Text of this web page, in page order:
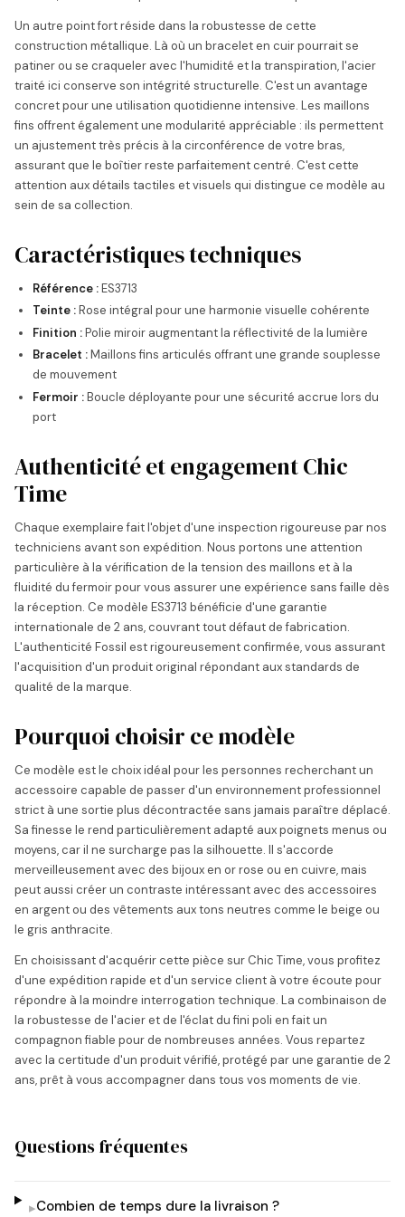
Un autre point fort réside dans la robustesse de cette
construction métallique. Là où un bracelet en cuir pourrait se
patiner ou se craqueler avec l'humidité et la transpiration, l'acier
traité ici conserve son intégrité structurelle. C'est un avantage
concret pour une utilisation quotidienne intensive. Les maillons
fins offrent également une modularité appréciable : ils permettent
un ajustement très précis à la circonférence de votre bras,
assurant que le boîtier reste parfaitement centré. C'est cette
attention aux détails tactiles et visuels qui distingue ce modèle au
sein de sa collection.
Caractéristiques techniques
Référence :ES3713
Teinte :Rose intégral pour une harmonie visuelle cohérente
Finition :Polie miroir augmentant la réflectivité de la lumière
Bracelet :Maillons fins articulés offrant une grande souplesse
de mouvement
Fermoir :Boucle déployante pour une sécurité accrue lors du
port
Authenticité et engagement Chic
Time
Chaque exemplaire fait l'objet d'une inspection rigoureuse par nos
techniciens avant son expédition. Nous portons une attention
particulière à la vérification de la tension des maillons et à la
fluidité du fermoir pour vous assurer une expérience sans faille dès
la réception. Ce modèle ES3713 bénéficie d'une garantie
internationale de 2 ans, couvrant tout défaut de fabrication.
L'authenticité Fossil est rigoureusement confirmée, vous assurant
l'acquisition d'un produit original répondant aux standards de
qualité de la marque.
Pourquoi choisir ce modèle
Ce modèle est le choix idéal pour les personnes recherchant un
accessoire capable de passer d'un environnement professionnel
strict à une sortie plus décontractée sans jamais paraître déplacé.
Sa finesse le rend particulièrement adapté aux poignets menus ou
moyens, car il ne surcharge pas la silhouette. Il s'accorde
merveilleusement avec des bijoux en or rose ou en cuivre, mais
peut aussi créer un contraste intéressant avec des accessoires
en argent ou des vêtements aux tons neutres comme le beige ou
le gris anthracite.
En choisissant d'acquérir cette pièce sur Chic Time, vous profitez
d'une expédition rapide et d'un service client à votre écoute pour
répondre à la moindre interrogation technique. La combinaison de
la robustesse de l'acier et de l'éclat du fini poli en fait un
compagnon fiable pour de nombreuses années. Vous repartez
avec la certitude d'un produit vérifié, protégé par une garantie de 2
ans, prêt à vous accompagner dans tous vos moments de vie.
Questions fréquentes
▸Combien de temps dure la livraison ?